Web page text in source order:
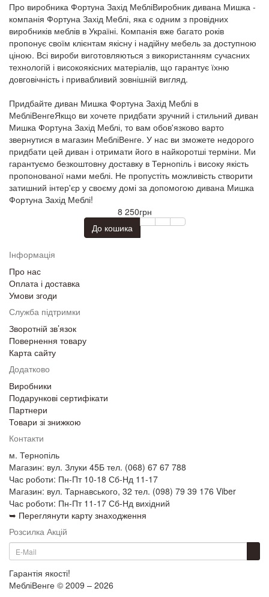
Про виробника Фортуна Захід МебліВиробник дивана Мишка -
компанія Фортуна Захід Меблі, яка є одним з провідних
виробників меблів в Україні. Компанія вже багато років
пропонує своїм клієнтам якісну і надійну мебель за доступною
ціною. Всі вироби виготовляються з використанням сучасних
технологій і високоякісних матеріалів, що гарантує їхню
довговічність і привабливий зовнішній вигляд.
Придбайте диван Мишка Фортуна Захід Меблі в
МебліВенгеЯкщо ви хочете придбати зручний і стильний диван
Мишка Фортуна Захід Меблі, то вам обов'язково варто
звернутися в магазин МебліВенге. У нас ви зможете недорого
придбати цей диван і отримати його в найкоротші терміни. Ми
гарантуємо безкоштовну доставку в Тернопіль і високу якість
пропонованої нами меблі. Не пропустіть можливість створити
затишний інтер'єр у своєму домі за допомогою дивана Мишка
Фортуна Захід Меблі!
8 250грн
До кошика
Інформація
Про нас
Оплата і доставка
Умови згоди
Служба підтримки
Зворотній зв’язок
Повернення товару
Карта сайту
Додатково
Виробники
Подарункові сертифікати
Партнери
Товари зі знижкою
Контакти
м. Тернопіль
Магазин: вул. Злуки 45Б тел. (068) 67 67 788
Час роботи: Пн-Пт 10-18 Сб-Нд 11-17
Магазин: вул. Тарнавського, 32 тел. (098) 79 39 176 Viber
Час роботи: Пн-Пт 11-17 Сб-Нд вихідний
➥ Переглянути карту знаходження
Розсилка Акцій
Гарантія якості!
МебліВенге © 2009 – 2026